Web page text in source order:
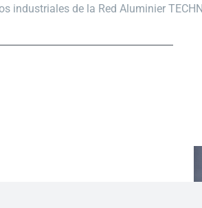
industriales de la Red Aluminier